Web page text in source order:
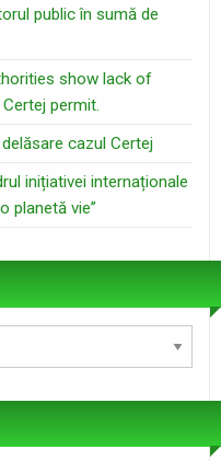
public în sumă de
show lack of
permit.
cazul Certej
inițiativei internaționale
planetă vie”